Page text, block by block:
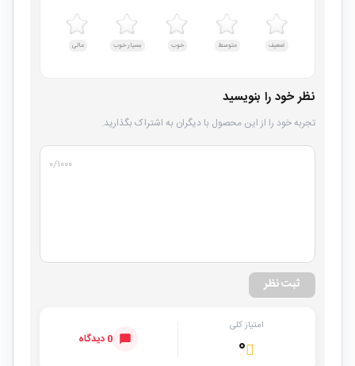
ضعیف متوسط خوب بسیار خوب عالی
نظر خود را بنویسید
تجربه خود را از این محصول با دیگران به اشتراک بگذارید.
۰/۱۰۰۰
ثبت نظر
امتیاز کلی
۰ 0 دیدگاه